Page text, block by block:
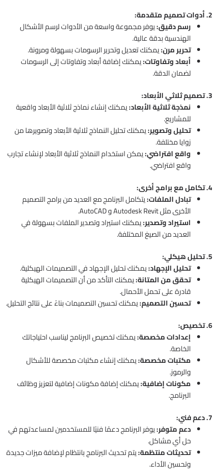
2. أدوات تصميم متقدمة:
رسم دقيق:يوفر مجموعة واسعة من الأدوات لرسم الأشكال
الهندسية بدقة عالية.
تحرير مرن:يمكنك تعديل وتحرير الرسومات بسهولة ومرونة.
أبعاد وتفاوتات:يمكنك إضافة أبعاد وتفاوتات إلى الرسومات
لضمان الدقة.
3. تصميم ثلاثي الأبعاد:
نمذجة ثلاثية الأبعاد:يمكنك إنشاء نماذج ثلاثية الأبعاد واقعية
للمشاريع.
تحليل وتصوير:يمكنك تحليل النماذج ثلاثية الأبعاد وتصويرها من
زوايا مختلفة.
واقع افتراضي:يمكن استخدام النماذج ثلاثية الأبعاد لإنشاء تجارب
واقع افتراضي.
4. تكامل مع برامج أخرى:
تبادل الملفات:يتكامل البرنامج مع العديد من برامج التصميم
الأخرى مثل Autodesk Revit و AutoCAD.
استيراد وتصدير:يمكنك استيراد وتصدير الملفات بسهولة في
العديد من الصيغ المختلفة.
5. تحليل هيكلي:
تحليل الإجهاد:يمكنك تحليل الإجهاد في التصميمات الهيكلية.
تحقق من المتانة:يمكنك التأكد من أن التصميمات الهيكلية
قادرة على تحمل الأحمال.
تحسين التصميم:يمكنك تحسين التصميمات بناءً على نتائج التحليل.
6. تخصيص:
إعدادات مخصصة:يمكنك تخصيص البرنامج ليناسب احتياجاتك
الخاصة.
مكتبات مخصصة:يمكنك إنشاء مكتبات مخصصة للأشكال
والرموز.
مكونات إضافية:يمكنك إضافة مكونات إضافية لتعزيز وظائف
البرنامج.
7. دعم فني:
دعم متوفر:يوفر البرنامج دعمًا فنيًا للمستخدمين لمساعدتهم في
حل أي مشاكل.
تحديثات منتظمة:يتم تحديث البرنامج بانتظام لإضافة ميزات جديدة
وتحسين الأداء.